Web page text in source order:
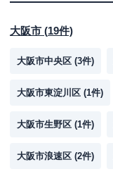
大阪市 (19件)
大阪市中央区 (3件)
大阪市東淀川区 (1件)
大阪市生野区 (1件)
大阪市浪速区 (2件)